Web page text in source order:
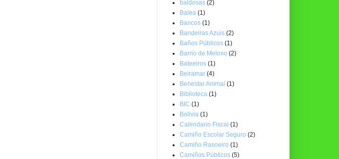
baldosas (2)
Balea (1)
Bancos (1)
Bandeiras Azuis (2)
Baños Públicos (1)
Barrio de Meloxo (2)
Bateeiros (1)
Beiramar (4)
Benestar Animal (1)
Biblioteca (1)
BIC (1)
Bolivia (1)
Calendario Fiscal (1)
Camiño Escolar Seguro (2)
Camiño Rasoeiro (1)
Camiños Públicos (5)